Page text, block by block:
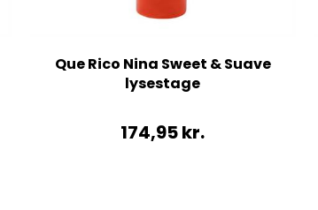
Que Rico Nina Sweet & Suave
lysestage
174,95kr.